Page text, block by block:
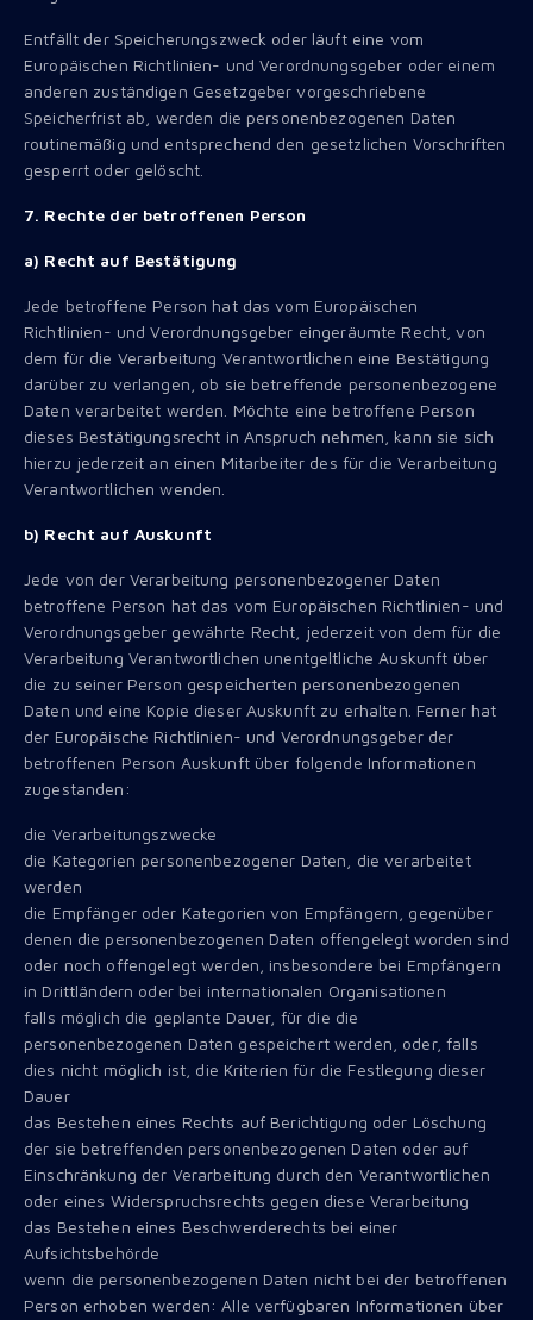
Entfällt der Speicherungszweck oder läuft eine vom
Europäischen Richtlinien- und Verordnungsgeber oder einem
anderen zuständigen Gesetzgeber vorgeschriebene
Speicherfrist ab, werden die personenbezogenen Daten
routinemäßig und entsprechend den gesetzlichen Vorschriften
gesperrt oder gelöscht.
7. Rechte der betroffenen Person
a) Recht auf Bestätigung
Jede betroffene Person hat das vom Europäischen
Richtlinien- und Verordnungsgeber eingeräumte Recht, von
dem für die Verarbeitung Verantwortlichen eine Bestätigung
darüber zu verlangen, ob sie betreffende personenbezogene
Daten verarbeitet werden. Möchte eine betroffene Person
dieses Bestätigungsrecht in Anspruch nehmen, kann sie sich
hierzu jederzeit an einen Mitarbeiter des für die Verarbeitung
Verantwortlichen wenden.
b) Recht auf Auskunft
Jede von der Verarbeitung personenbezogener Daten
betroffene Person hat das vom Europäischen Richtlinien- und
Verordnungsgeber gewährte Recht, jederzeit von dem für die
Verarbeitung Verantwortlichen unentgeltliche Auskunft über
die zu seiner Person gespeicherten personenbezogenen
Daten und eine Kopie dieser Auskunft zu erhalten. Ferner hat
der Europäische Richtlinien- und Verordnungsgeber der
betroffenen Person Auskunft über folgende Informationen
zugestanden:
die Verarbeitungszwecke
die Kategorien personenbezogener Daten, die verarbeitet
werden
die Empfänger oder Kategorien von Empfängern, gegenüber
denen die personenbezogenen Daten offengelegt worden sind
oder noch offengelegt werden, insbesondere bei Empfängern
in Drittländern oder bei internationalen Organisationen
falls möglich die geplante Dauer, für die die
personenbezogenen Daten gespeichert werden, oder, falls
dies nicht möglich ist, die Kriterien für die Festlegung dieser
Dauer
das Bestehen eines Rechts auf Berichtigung oder Löschung
der sie betreffenden personenbezogenen Daten oder auf
Einschränkung der Verarbeitung durch den Verantwortlichen
oder eines Widerspruchsrechts gegen diese Verarbeitung
das Bestehen eines Beschwerderechts bei einer
Aufsichtsbehörde
wenn die personenbezogenen Daten nicht bei der betroffenen
Person erhoben werden: Alle verfügbaren Informationen über